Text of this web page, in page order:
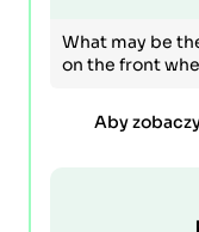
What may be
on the front
Aby